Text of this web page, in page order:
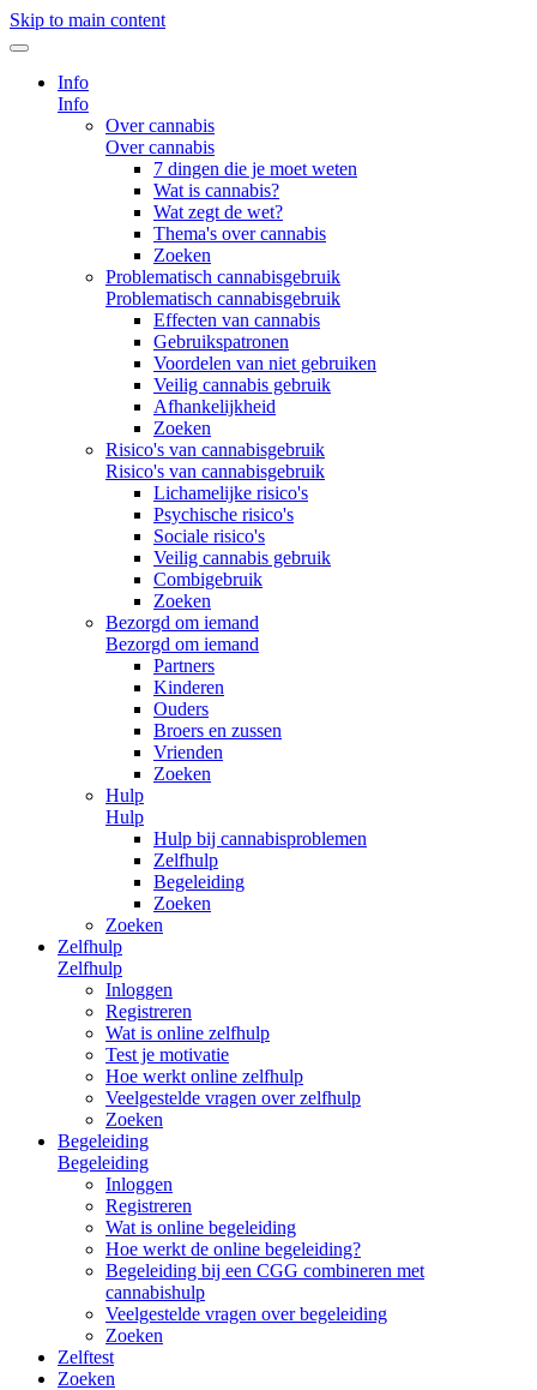
Skip to main content
Info
Info
Over cannabis
Over cannabis
7 dingen die je moet weten
Wat is cannabis?
Wat zegt de wet?
Thema's over cannabis
Zoeken
Problematisch cannabisgebruik
Problematisch cannabisgebruik
Effecten van cannabis
Gebruikspatronen
Voordelen van niet gebruiken
Veilig cannabis gebruik
Afhankelijkheid
Zoeken
Risico's van cannabisgebruik
Risico's van cannabisgebruik
Lichamelijke risico's
Psychische risico's
Sociale risico's
Veilig cannabis gebruik
Combigebruik
Zoeken
Bezorgd om iemand
Bezorgd om iemand
Partners
Kinderen
Ouders
Broers en zussen
Vrienden
Zoeken
Hulp
Hulp
Hulp bij cannabisproblemen
Zelfhulp
Begeleiding
Zoeken
Zoeken
Zelfhulp
Zelfhulp
Inloggen
Registreren
Wat is online zelfhulp
Test je motivatie
Hoe werkt online zelfhulp
Veelgestelde vragen over zelfhulp
Zoeken
Begeleiding
Begeleiding
Inloggen
Registreren
Wat is online begeleiding
Hoe werkt de online begeleiding?
Begeleiding bij een CGG combineren met
cannabishulp
Veelgestelde vragen over begeleiding
Zoeken
Zelftest
Zoeken